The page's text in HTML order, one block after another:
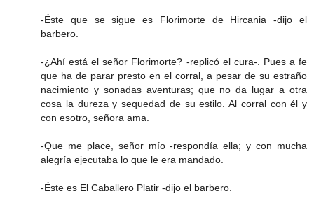
-Éste que se sigue es Florimorte de Hircania -dijo el
barbero.
-¿Ahí está el señor Florimorte? -replicó el cura-. Pues a fe
que ha de parar presto en el corral, a pesar de su estraño
nacimiento y sonadas aventuras; que no da lugar a otra
cosa la dureza y sequedad de su estilo. Al corral con él y
con esotro, señora ama.
-Que me place, señor mío -respondía ella; y con mucha
alegría ejecutaba lo que le era mandado.
-Éste es El Caballero Platir -dijo el barbero.